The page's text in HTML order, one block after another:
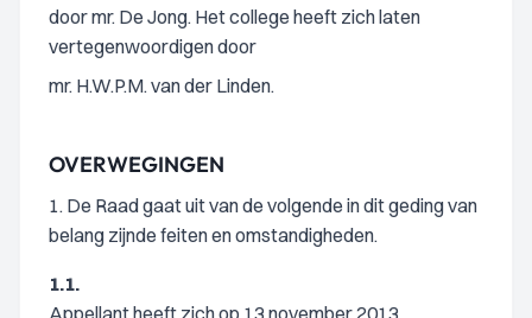
door mr. De Jong. Het college heeft zich laten
vertegenwoordigen door
mr. H.W.P.M. van der Linden.
OVERWEGINGEN
1. De Raad gaat uit van de volgende in dit geding van
belang zijnde feiten en omstandigheden.
1.1.
Appellant heeft zich op 13 november 2013